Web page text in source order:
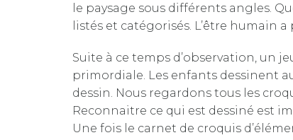
le paysage sous différents angles.
listés et catégorisés. L’être humain
Suite à ce temps d’observation, un
primordiale. Les enfants dessinent
dessin. Nous regardons tous les
Reconnaitre ce qui est dessiné est
Une fois le carnet de croquis